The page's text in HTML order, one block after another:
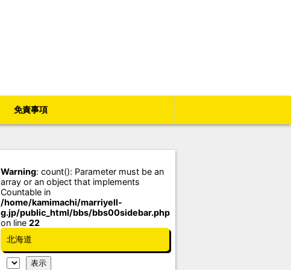
免責事項
Warning: count(): Parameter must be an
array or an object that implements
Countable in
/home/kamimachi/marriyell-
g.jp/public_html/bbs/bbs00sidebar.php
on line 22
北海道